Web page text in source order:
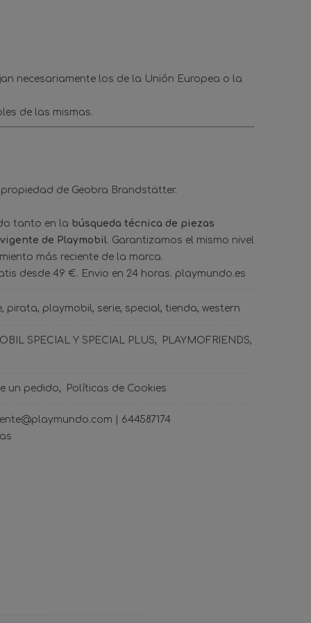
necesariamente los de la Unión Europea o la
de las mismas.
de Geobra Brandstätter.
tanto en la búsqueda técnica de piezas
de Playmobil. Garantizamos el mismo nivel
más reciente de la marca.
desde 49 €. Envio en 24 horas. playmundo.es
pirata playmobil serie special tienda western
SPECIAL Y SPECIAL PLUS
PLAYMOFRIENDS
un pedido Políticas de Cookies
| 644587174